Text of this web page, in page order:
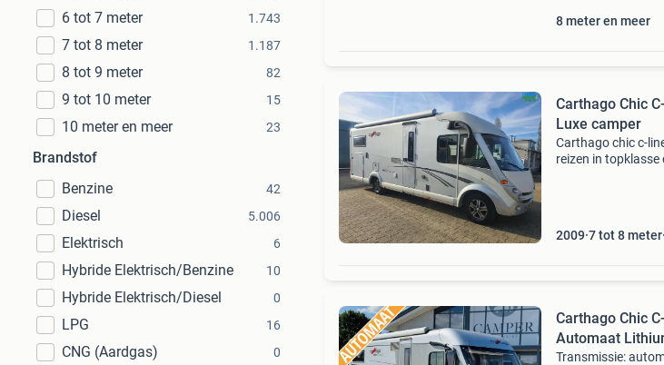
6 tot 7 meter 1.743
7 tot 8 meter 1.187
8 tot 9 meter 82
9 tot 10 meter 15
10 meter en meer 23
Brandstof
Benzine
42
Diesel 5.006
Elektrisch 6
Hybride Elektrisch/Benzine 10
Hybride Elektrisch/Diesel 0
LPG 16
CNG (Aardgas) 0
8 meter en meer
Carthago Chic
Luxe camper
Carthago chic c-
reizen in
2009 7 tot 8 meter
Carthago Chic
Automaat
Transmissie: